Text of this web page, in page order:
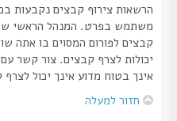
הרשאות צירוף קבצים נקבעות בכל
משתמש בפרט. המנהל הראשי של
קבצים לפורום המסוים בו אתה שולח,
יכולות לצרף קבצים. צור קשר עם
אינך בטוח מדוע אינך יכול לצרף
חזור למעלה